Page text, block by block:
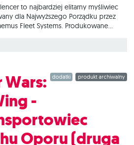
to najbardziej elitarny myśliwiec
dla Najwyższego Porządku przez
Fleet Systems. Produkowane
śmiertelne zagrożenie dla każdego
Oporu - przy założeniu, że pilot
znajduje się wszystko, co
aby dodać do gry 1 myśliwiec TIE/vn
produkt archiwalny
dodatki
Wars:
-
Oporu (druga